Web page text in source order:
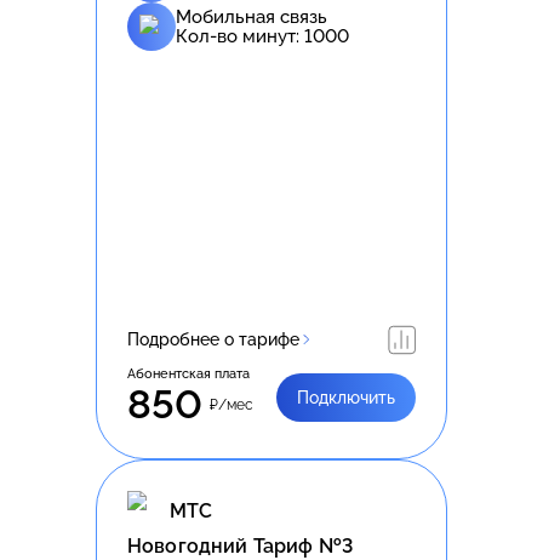
Мобильная связь
Кол-во минут: 1000
Подробнее о тарифе
Абонентская плата
850 ₽/мес Подключить
МТС
Новогодний Тариф №3